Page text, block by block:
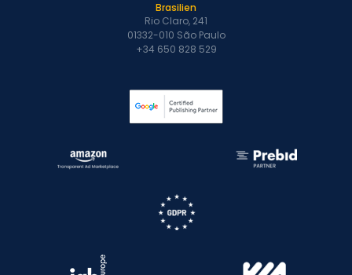
Brasilien
Rio Claro, 241
01332-010 São Paulo
+34 650 828 529